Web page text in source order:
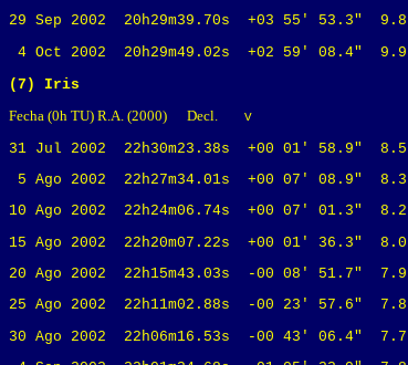
29 Sep 2002 20h29m39.70s +03 55' 53.3" 9.8
4 Oct 2002 20h29m49.02s +02 59' 08.4" 9.9
(7) Iris
Fecha (0h TU) R.A. (2000) Decl.
V
31 Jul 2002 22h30m23.38s +00 01' 58.9" 8.5
5 Ago 2002 22h27m34.01s +00 07' 08.9" 8.3
10 Ago 2002 22h24m06.74s +00 07' 01.3" 8.2
15 Ago 2002 22h20m07.22s +00 01' 36.3" 8.0
20 Ago 2002 22h15m43.03s -00 08' 51.7" 7.9
25 Ago 2002 22h11m02.88s -00 23' 57.6" 7.8
30 Ago 2002 22h06m16.53s -00 43' 06.4" 7.7